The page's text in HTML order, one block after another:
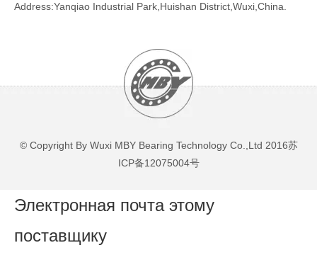
Address:Yanqiao Industrial Park,Huishan District,Wuxi,China.
© Copyright By Wuxi MBY Bearing Technology Co.,Ltd 2016苏
ICP备12075004号
Электронная почта этому
поставщику